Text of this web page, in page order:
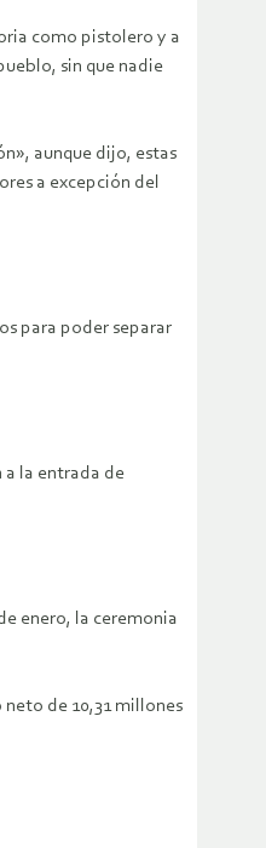
como pistolero y a
sin que nadie
aunque dijo, estas
a excepción del
para poder separar
a la entrada de
enero, la ceremonia
de 10,31 millones